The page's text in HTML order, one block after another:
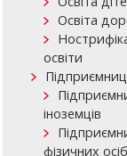
Освіта
освіти
іноземців
фізичних осіб